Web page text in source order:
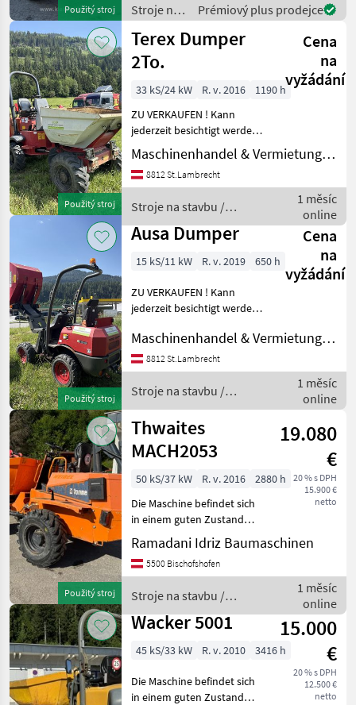
Použitý stroj
Stroje na
stavbu /
Bell
Prémiový plus prodejce
Použitý stroj
Terex Dumper
2To.
Cena
na
vyžádání
33 kS/24 kW R. v. 2016
1190 h
ZU VERKAUFEN ! Kann
jederzeit besichtigt werden.
SOFORT EINSATZBEREIT!
Für weiter Fragen bieten wir
gerne eine telefonische
Maschinenhandel & Vermietung Eder
8812 St.Lambrecht
Stroje na stavbu /
Terex
1 měsíc
online
Použitý stroj
Ausa Dumper
Cena
na
vyžádání
15 kS/11 kW R. v. 2019 650 h
ZU VERKAUFEN ! Kann
jederzeit besichtigt werden.
Für weiter Fragen bieten wir
gerne eine telefonische
Beratung unter - . Lieferu
Maschinenhandel & Vermietung Eder
8812 St.Lambrecht
Stroje na stavbu /
Ausa
1 měsíc
online
Použitý stroj
Thwaites
MACH2053
19.080
€
20 % s DPH
15.900 €
netto
50 kS/37 kW R. v. 2016
2880 h
Die Maschine befindet sich
in einem guten Zustand
Stroje na stavbu Sklápacie
vozidlo
Ramadani Idriz Baumaschinen
5500 Bischofshofen
Stroje na stavbu /
Thwaites
1 měsíc
online
Wacker 5001
15.000
€
20 % s DPH
12.500 €
netto
45 kS/33 kW R. v. 2010 3416 h
Die Maschine befindet sich
in einem guten Zustand